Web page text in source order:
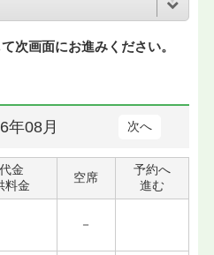
次画面にお進みください。
年08月 次へ
金
料金
空席
予約へ
進む
－